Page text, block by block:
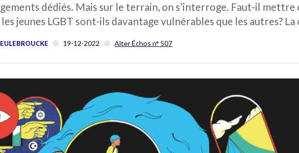
dédiés. Mais sur le terrain, on s’interroge. Faut-il
jeunes LGBT sont-ils davantage vulnérables que les autres?
19-12-2022 Alter Échos n° 507